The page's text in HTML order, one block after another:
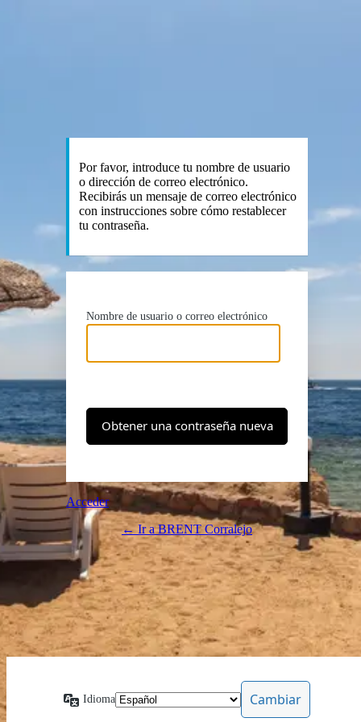
Por favor, introduce tu nombre de usuario
o dirección de correo electrónico.
Recibirás un mensaje de correo electrónico
con instrucciones sobre cómo restablecer
tu contraseña.
Nombre de usuario o correo electrónico
Acceder
← Ir a BRENT Corralejo
Idioma